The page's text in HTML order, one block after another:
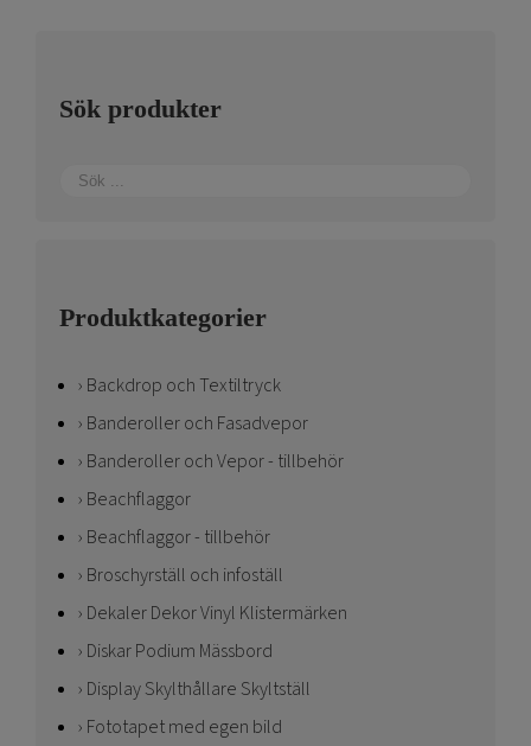
Sök produkter
Produktkategorier
Backdrop och Textiltryck
Banderoller och Fasadvepor
Banderoller och Vepor - tillbehör
Beachflaggor
Beachflaggor - tillbehör
Broschyrställ och infoställ
Dekaler Dekor Vinyl Klistermärken
Diskar Podium Mässbord
Display Skylthållare Skyltställ
Fototapet med egen bild